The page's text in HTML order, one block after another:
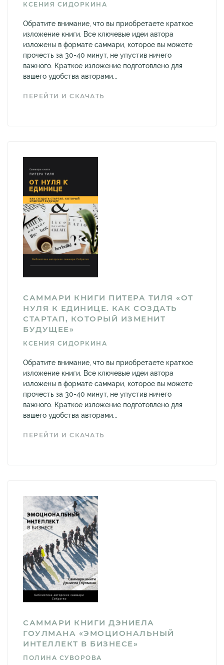
КСЕНИЯ СИДОРКИНА
Обратите внимание, что вы приобретаете краткое
изложение книги. Все ключевые идеи автора
изложены в формате саммари, которое вы можете
прочесть за 30-40 минут, не упустив ничего
важного. Краткое изложение подготовлено для
вашего удобства авторами...
ПЕРЕЙТИ И СКАЧАТЬ
САММАРИ КНИГИ ПИТЕРА ТИЛЯ «ОТ
НУЛЯ К ЕДИНИЦЕ. КАК СОЗДАТЬ
СТАРТАП, КОТОРЫЙ ИЗМЕНИТ
БУДУЩЕЕ»
КСЕНИЯ СИДОРКИНА
Обратите внимание, что вы приобретаете краткое
изложение книги. Все ключевые идеи автора
изложены в формате саммари, которое вы можете
прочесть за 30-40 минут, не упустив ничего
важного. Краткое изложение подготовлено для
вашего удобства авторами...
ПЕРЕЙТИ И СКАЧАТЬ
САММАРИ КНИГИ ДЭНИЕЛА
ГОУЛМАНА «ЭМОЦИОНАЛЬНЫЙ
ИНТЕЛЛЕКТ В БИЗНЕСЕ»
ПОЛИНА СУВОРОВА